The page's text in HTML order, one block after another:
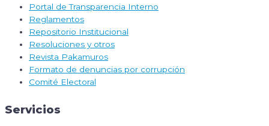
Portal de Transparencia Interno
Reglamentos
Repositorio Institucional
Resoluciones y otros
Revista Pakamuros
Formato de denuncias por corrupción
Comité Electoral
Servicios